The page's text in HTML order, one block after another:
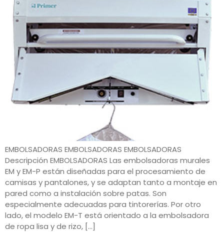
EMBOLSADORAS EMBOLSADORAS EMBOLSADORAS
Descripción EMBOLSADORAS Las embolsadoras murales
EM y EM-P están diseñadas para el procesamiento de
camisas y pantalones, y se adaptan tanto a montaje en
pared como a instalación sobre patas. Son
especialmente adecuadas para tintorerías. Por otro
lado, el modelo EM-T está orientado a la embolsadora
de ropa lisa y de rizo, […]